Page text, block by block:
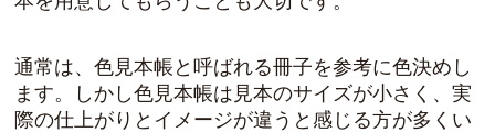
通常は、色見本帳と呼ばれる冊子を参考に色決めし
ます。しかし色見本帳は見本のサイズが小さく、実
際の仕上がりとイメージが違うと感じる方が多くい